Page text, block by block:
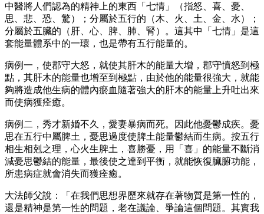
中醫將人們認為的精神上的東西「七情」（指怒、喜、憂、
思、悲、恐、驚）；分屬於五行的（木、火、土、金、水）；
分屬於五臟的（肝、心、脾、肺、腎）。這其中「七情」是這
套能量體系中的一環，也是帶有五行能量的。
病例一，使郡守大怒，就使其肝木的能量大增，郡守憤怒到極
點，其肝木的能量也增至到極點，由於他的能量很強大，就能
夠將造成他生病的體內瘀血隨著強大的肝木的能量上升吐出來
而使病獲痊癒。
病例二，秀才新婚不久，愛妻暴病而死。因此他憂鬱成疾。憂
思在五行中屬脾土，憂思過度使脾土能量鬱結而生病。按五行
相生相剋之理，心火生脾土，喜勝憂，用「喜」的能量不斷消
減憂思鬱結的能量，最後使之達到平衡，就能恢復臟腑功能，
所患病症就會消失而獲痊癒。
大法師父說：「在我們思想界歷來就存在著物質是第一性的，
還是精神是第一性的問題，老在議論、爭論這個問題。其實我